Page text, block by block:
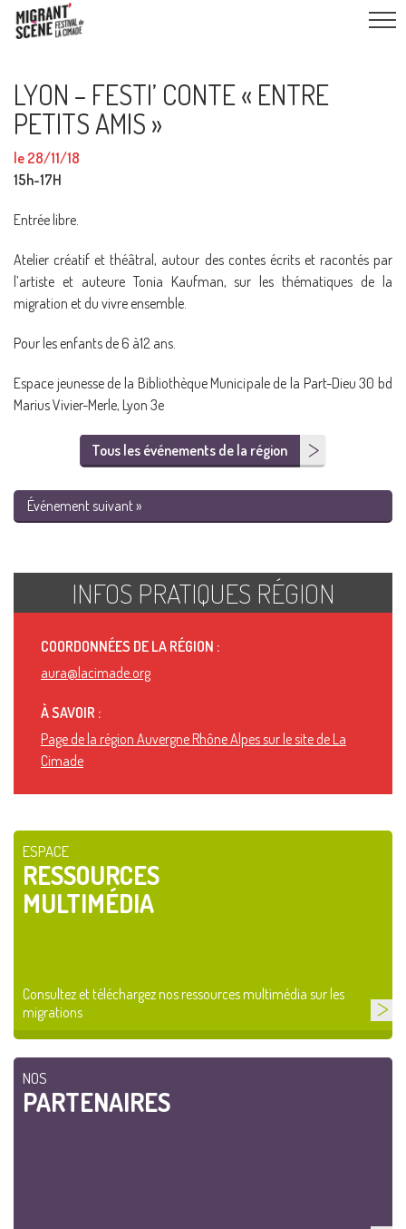
LYON – FESTI’ CONTE « ENTRE
PETITS AMIS »
le 28/11/18
15h-17H
Entrée libre.
Atelier créatif et théâtral, autour des contes écrits et racontés par
l’artiste et auteure Tonia Kaufman, sur les thématiques de la
migration et du vivre ensemble.
Pour les enfants de 6 à12 ans.
Espace jeunesse de la Bibliothèque Municipale de la Part-Dieu 30 bd
Marius Vivier-Merle, Lyon 3e
Tous les événements de la région
Événement suivant »
INFOS PRATIQUES RÉGION
COORDONNÉES DE LA RÉGION :
aura@lacimade.org
À SAVOIR :
Page de la région Auvergne Rhône Alpes sur le site de La
Cimade
ESPACE
RESSOURCES
MULTIMÉDIA
Consultez et téléchargez nos ressources multimédia sur les
migrations
NOS
PARTENAIRES